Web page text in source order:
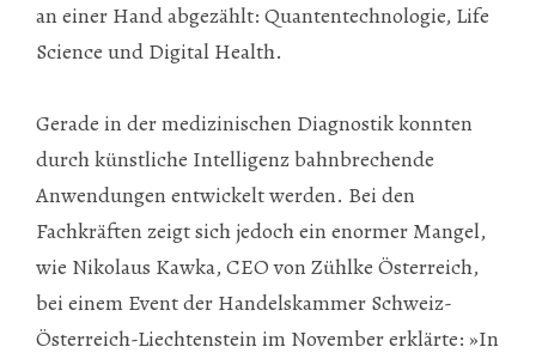
an einer Hand abgezählt: Quantentechnologie, Life
Science und Digital Health.
Gerade in der medizinischen Diagnostik konnten
durch künstliche Intelligenz bahnbrechende
Anwendungen entwickelt werden. Bei den
Fachkräften zeigt sich jedoch ein enormer Mangel,
wie Nikolaus Kawka, CEO von Zühlke Österreich,
bei einem Event der Handelskammer Schweiz-
Österreich-Liechtenstein im November erklärte: »In